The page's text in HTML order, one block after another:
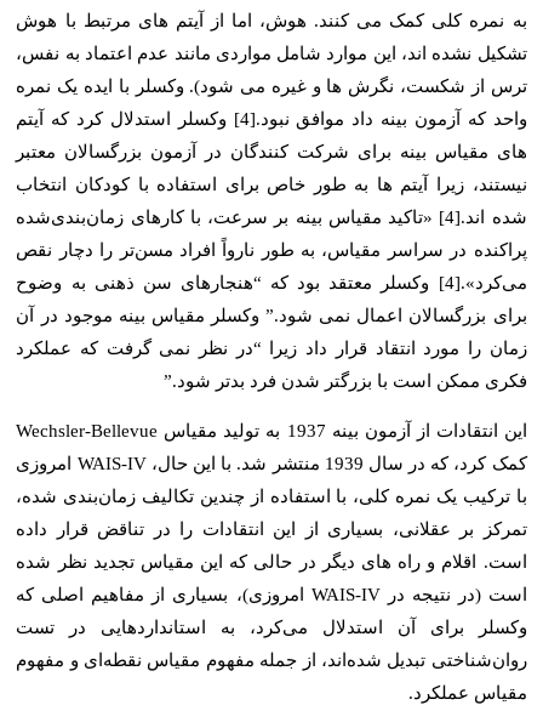
به نمره کلی کمک می کنند. هوش، اما از آیتم های مرتبط با هوش
تشکیل نشده اند، این موارد شامل مواردی مانند عدم اعتماد به نفس،
ترس از شکست، نگرش ها و غیره می شود). وکسلر با ایده یک نمره
واحد که آزمون بینه داد موافق نبود.[4] وکسلر استدلال کرد که آیتم
های مقیاس بینه برای شرکت کنندگان در آزمون بزرگسالان معتبر
نیستند، زیرا آیتم ها به طور خاص برای استفاده با کودکان انتخاب
شده اند.[4] «تاکید مقیاس بینه بر سرعت، با کارهای زمان‌بندی‌شده
پراکنده در سراسر مقیاس، به طور نارواً افراد مسن‌تر را دچار نقص
می‌کرد».[4] وکسلر معتقد بود که “هنجارهای سن ذهنی به وضوح
برای بزرگسالان اعمال نمی شود.” وکسلر مقیاس بینه موجود در آن
زمان را مورد انتقاد قرار داد زیرا “در نظر نمی گرفت که عملکرد
فکری ممکن است با بزرگتر شدن فرد بدتر شود.”
این انتقادات از آزمون بینه 1937 به تولید مقیاس Wechsler-Bellevue
کمک کرد، که در سال 1939 منتشر شد. با این حال، WAIS-IV امروزی
با ترکیب یک نمره کلی، با استفاده از چندین تکالیف زمان‌بندی شده،
تمرکز بر عقلانی، بسیاری از این انتقادات را در تناقض قرار داده
است. اقلام و راه های دیگر در حالی که این مقیاس تجدید نظر شده
است (در نتیجه در WAIS-IV امروزی)، بسیاری از مفاهیم اصلی که
وکسلر برای آن استدلال می‌کرد، به استانداردهایی در تست
روان‌شناختی تبدیل شده‌اند، از جمله مفهوم مقیاس نقطه‌ای و مفهوم
مقیاس عملکرد.